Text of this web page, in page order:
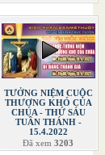
TƯỞNG NIỆM CUỘC
THƯƠNG KHÓ CỦA
CHÚA - THỨ SÁU
TUẦN THÁNH -
15.4.2022
Đã xem3203